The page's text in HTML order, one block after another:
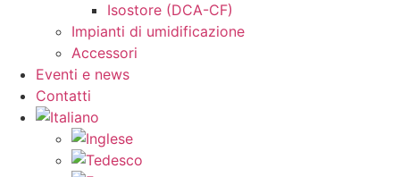
Isostore (DCA-CF)
Impianti di umidificazione
Accessori
Eventi e news
Contatti